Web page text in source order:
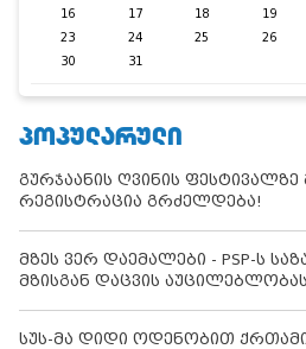
16
17 18 19
23
24 25 26
30
31
ᲞᲝᲞᲣᲚᲐᲠᲣᲚᲘ
გურჯაანის ღვინის ფესტივალზე
რეგისტრაცია გრძელდება!
მზეს ვერ დაემალები - PSP-ს
მზისგან დაცვის აუცილებლობას
სუს-მა დიდი ოდენობით